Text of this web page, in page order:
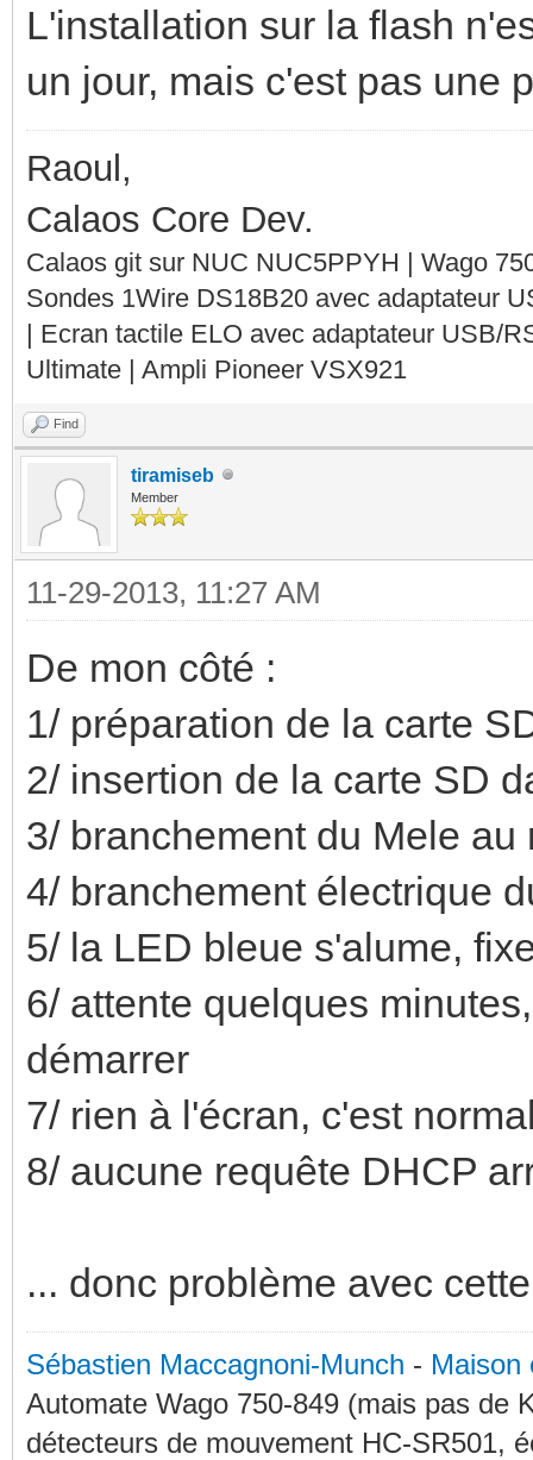
L'installation sur la flash
un jour, mais c'est pas une
Raoul,
Calaos Core Dev.
Calaos git sur NUC NUC5PPYH | Wago
Sondes 1Wire DS18B20 avec adaptateur
| Ecran tactile ELO avec adaptateur USB/
Ultimate | Ampli Pioneer VSX921
Find
tiramiseb
Member
11-29-2013, 11:27 AM
De mon côté :
1/ préparation de la carte
2/ insertion de la carte SD
3/ branchement du Mele
4/ branchement électrique
5/ la LED bleue s'alume,
6/ attente quelques
démarrer
7/ rien à l'écran, c'est
8/ aucune requête DHCP
... donc problème avec
Sébastien Maccagnoni-Munch - Maison
Automate Wago 750-849 (mais pas de
détecteurs de mouvement HC-SR501,